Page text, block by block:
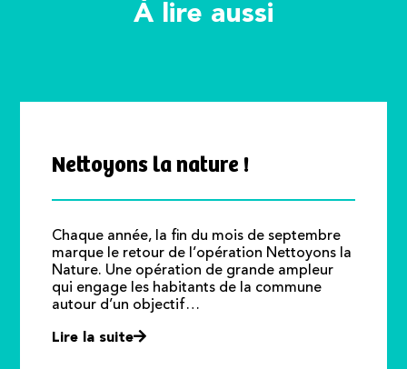
À lire aussi
Nettoyons la nature !
Chaque année, la fin du mois de septembre
marque le retour de l’opération Nettoyons la
Nature. Une opération de grande ampleur
qui engage les habitants de la commune
autour d’un objectif…
Lire la suite